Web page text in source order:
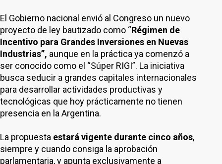
El Gobierno nacional envió al Congreso un nuevo
proyecto de ley bautizado como “Régimen de
Incentivo para Grandes Inversiones en Nuevas
Industrias”, aunque en la práctica ya comenzó a
ser conocido como el “Súper RIGI”. La iniciativa
busca seducir a grandes capitales internacionales
para desarrollar actividades productivas y
tecnológicas que hoy prácticamente no tienen
presencia en la Argentina.
La propuesta estará vigente durante cinco años,
siempre y cuando consiga la aprobación
parlamentaria, y apunta exclusivamente a